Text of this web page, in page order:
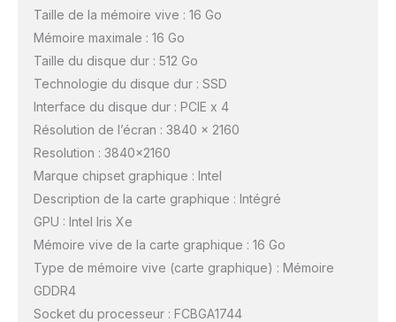
Taille de la mémoire vive : 16 Go
Mémoire maximale : 16 Go
Taille du disque dur : 512 Go
Technologie du disque dur : SSD
Interface du disque dur : PCIE x 4
Résolution de l’écran : 3840 x 2160
Resolution : 3840×2160
Marque chipset graphique : Intel
Description de la carte graphique : Intégré
GPU : Intel Iris Xe
Mémoire vive de la carte graphique : 16 Go
Type de mémoire vive (carte graphique) : Mémoire
GDDR4
Socket du processeur : FCBGA1744